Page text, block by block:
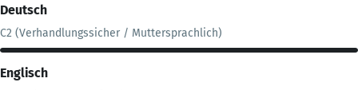
Deutsch
C2 (Verhandlungssicher / Muttersprachlich)
Englisch